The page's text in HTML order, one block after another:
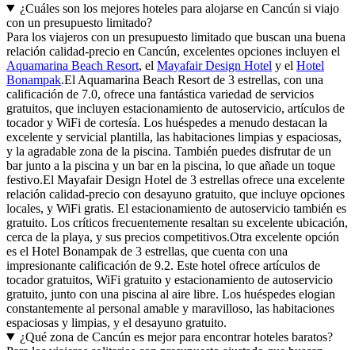
¿Cuáles son los mejores hoteles para alojarse en Cancún si viajo
con un presupuesto limitado?
Para los viajeros con un presupuesto limitado que buscan una buena
relación calidad-precio en Cancún, excelentes opciones incluyen el
Aquamarina Beach Resort, el Mayafair Design Hotel y el Hotel
Bonampak.El Aquamarina Beach Resort de 3 estrellas, con una
calificación de 7.0, ofrece una fantástica variedad de servicios
gratuitos, que incluyen estacionamiento de autoservicio, artículos de
tocador y WiFi de cortesía. Los huéspedes a menudo destacan la
excelente y servicial plantilla, las habitaciones limpias y espaciosas,
y la agradable zona de la piscina. También puedes disfrutar de un
bar junto a la piscina y un bar en la piscina, lo que añade un toque
festivo.El Mayafair Design Hotel de 3 estrellas ofrece una excelente
relación calidad-precio con desayuno gratuito, que incluye opciones
locales, y WiFi gratis. El estacionamiento de autoservicio también es
gratuito. Los críticos frecuentemente resaltan su excelente ubicación,
cerca de la playa, y sus precios competitivos.Otra excelente opción
es el Hotel Bonampak de 3 estrellas, que cuenta con una
impresionante calificación de 9.2. Este hotel ofrece artículos de
tocador gratuitos, WiFi gratuito y estacionamiento de autoservicio
gratuito, junto con una piscina al aire libre. Los huéspedes elogian
constantemente al personal amable y maravilloso, las habitaciones
espaciosas y limpias, y el desayuno gratuito.
¿Qué zona de Cancún es mejor para encontrar hoteles baratos?